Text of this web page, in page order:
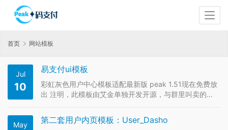
首页 网站模板
Jul
10
易支付ui模板
彩虹灰色用户中心模板适配最新版 peak 1.51现在免费放
出 注明，此模板由艾金单独开发开源，与群里叫卖的同
的望嘴上留情 本模板由aikin_艾金提供转载请告知
May
第二套用户内页模板：User_Dasho